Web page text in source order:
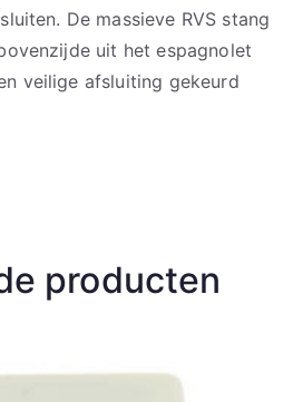
De massieve RVS stang
uit het espagnolet
veilige afsluiting gekeurd
producten